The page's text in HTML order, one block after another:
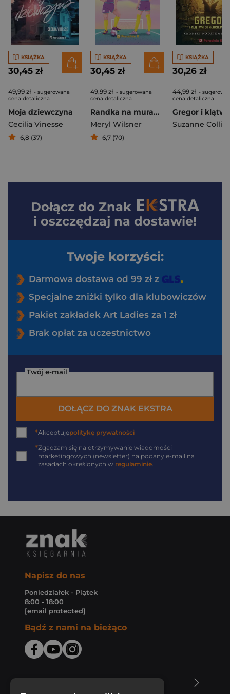
KSIĄŻKA
30,45 zł
49,99 zł - sugerowana
cena detaliczna
Moja dziewczyna
Cecilia Vinesse
6,8 (37)
KSIĄŻKA
30,45 zł
49,99 zł - sugerowana
cena detaliczna
Randka na murawie
Meryl Wilsner
6,7 (70)
KSIĄŻKA
30,26 zł
44,99 zł -
cena detaliczna
Suzanne
Dołącz do Znak
i oszczędzaj na dostawie!
Twoje korzyści:
Darmowa dostawa od 99 zł z
Specjalne zniżki tylko dla klubowiczów
Pakiet zakładek Art Ladies za 1 zł
Brak opłat za uczestnictwo
Twój e-mail
DOŁĄCZ DO ZNAK EKSTRA
*Akceptujępolitykę prywatności
*Zgadzam się na otrzymywanie wiadomości
marketingowych (newsletter) na podany e-mail na
zasadach określonych w regulaminie.
Napisz do nas
Poniedziałek - Piątek
8:00 - 18:00
[email protected]
Bądź z nami na bieżąco